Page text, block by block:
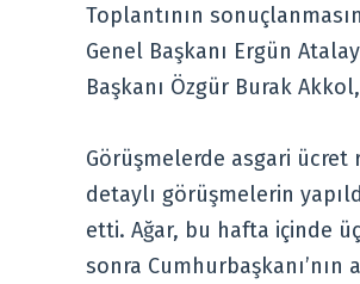
Toplantının
Genel Başkanı Ergün
Başkanı Özgür Burak
Görüşmelerde asgari ücret
detaylı görüşmelerin
etti. Ağar, bu hafta içinde
sonra